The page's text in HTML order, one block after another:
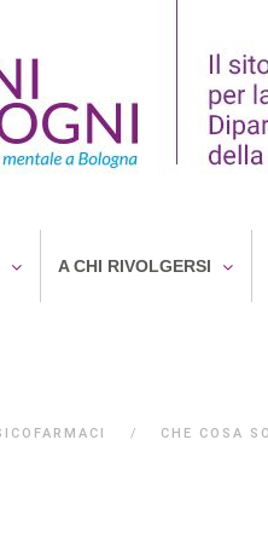
A CHI RIVOLGERSI
CHE COSA